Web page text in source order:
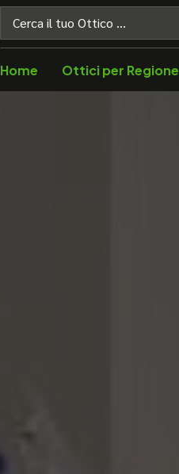
Home Ottici per Regione